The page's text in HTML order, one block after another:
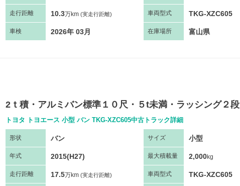
走行距離 10.3万km (実走行距離) 車両型式 TKG-XZC605
車検 2026年 03月 在庫場所 富山県
2ｔ積・アルミバン標準１０尺・５t未満・ラッシング２段
トヨタ トヨエース 小型 バン TKG-XZC605中古トラック詳細
形状 バン サイズ 小型
年式 2015(H27) 最大積載量 2,000kg
走行距離 17.5万km (実走行距離) 車両型式 TKG-XZC605